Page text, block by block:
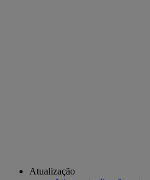
Atualização